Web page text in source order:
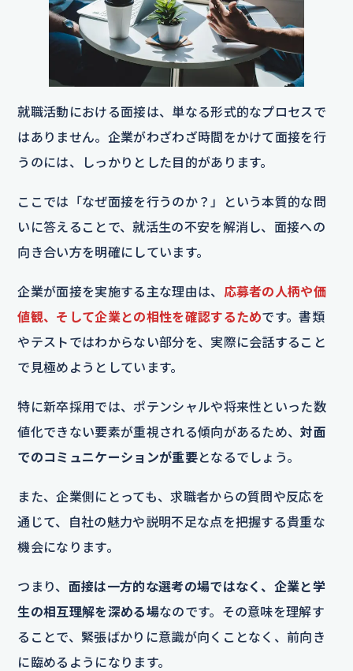
就職活動における面接は、単なる形式的なプロセスで
はありません。企業がわざわざ時間をかけて面接を行
うのには、しっかりとした目的があります。
ここでは「なぜ面接を行うのか？」という本質的な問
いに答えることで、就活生の不安を解消し、面接への
向き合い方を明確にしています。
企業が面接を実施する主な理由は、 応募者の人柄や価
値観、そして企業との相性を確認するためです。書類
やテストではわからない部分を、実際に会話すること
で見極めようとしています。
特に新卒採用では、ポテンシャルや将来性といった数
値化できない要素が重視される傾向があるため、対面
でのコミュニケーションが重要となるでしょう。
また、企業側にとっても、求職者からの質問や反応を
通じて、自社の魅力や説明不足な点を把握する貴重な
機会になります。
つまり、 面接は一方的な選考の場ではなく、企業と学
生の相互理解を深める場なのです。その意味を理解す
ることで、緊張ばかりに意識が向くことなく、前向き
に臨めるようになります。